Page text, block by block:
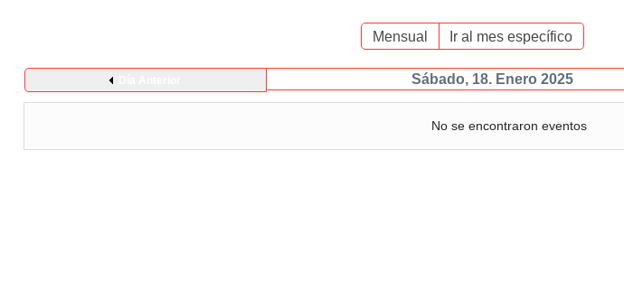
Mensual Ir al mes específico
Sábado, 18. Enero 2025
No se encontraron eventos